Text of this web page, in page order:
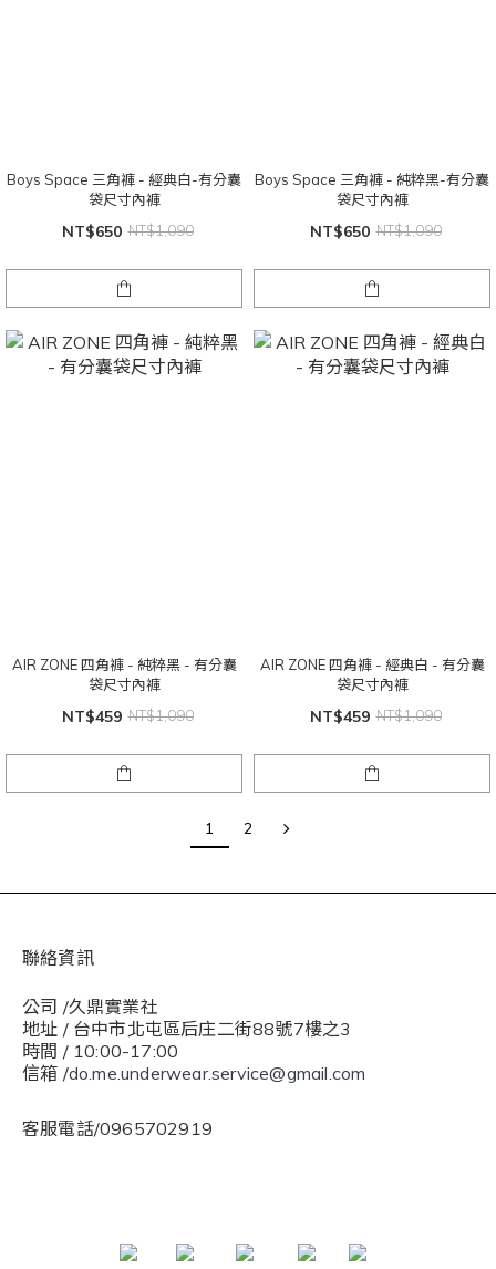
Boys Space 三角褲 - 經典白-有分囊
袋尺寸內褲
NT$650 NT$1,090
Boys Space 三角褲 - 純粹黑-有分囊
袋尺寸內褲
NT$650 NT$1,090
AIR ZONE 四角褲 - 純粹黑 - 有分囊
袋尺寸內褲
NT$459 NT$1,090
AIR ZONE 四角褲 - 經典白 - 有分囊
袋尺寸內褲
NT$459 NT$1,090
1 2
聯絡資訊
公司 /久鼎實業社
地址 / 台中市北屯區后庄二街88號7樓之3
時間 / 10:00-17:00
信箱 /do.me.underwear.service@gmail.com
客服電話/0965702919